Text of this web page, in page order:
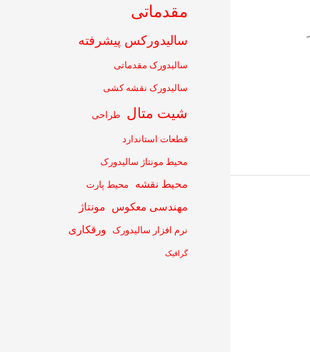
مقدماتی
سالیدورکس پیشرفته
سالیدورک مقدماتی
سالیدورک نقشه کشی
شیت متال طراحی
قطعات استاندارد
محیط مونتاژ سالیدورک
محیط نقشه محیط پارت
مهندسی معکوس مونتاژ
نرم افزار سالیدورک ورقکاری
گرافیک